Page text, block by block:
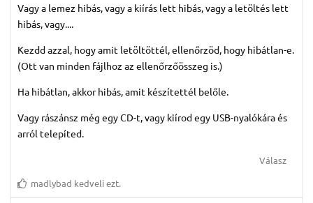
Vagy a lemez hibás, vagy a kiírás lett hibás, vagy a letöltés lett
hibás, vagy....
Kezdd azzal, hogy amit letöltöttél, ellenőrzöd, hogy hibátlan-e.
(Ott van minden fájlhoz az ellenőrzőösszeg is.)
Ha hibátlan, akkor hibás, amit készítettél belőle.
Vagy rászánsz még egy CD-t, vagy kiírod egy USB-nyalókára és
arról telepíted.
Válasz
madlybad kedveli ezt.